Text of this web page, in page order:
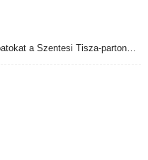
a Szentesi Tisza-parton…